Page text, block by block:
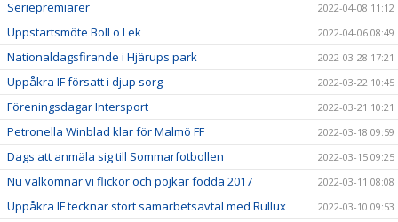
Seriepremiärer 2022-04-08 11:12
Uppstartsmöte Boll o Lek 2022-04-06 08:49
Nationaldagsfirande i Hjärups park 2022-03-28 17:21
Uppåkra IF försatt i djup sorg 2022-03-22 10:45
Föreningsdagar Intersport 2022-03-21 10:21
Petronella Winblad klar för Malmö FF 2022-03-18 09:59
Dags att anmäla sig till Sommarfotbollen 2022-03-15 09:25
Nu välkomnar vi flickor och pojkar födda 2017 2022-03-11 08:08
Uppåkra IF tecknar stort samarbetsavtal med Rullux 2022-03-10 09:53